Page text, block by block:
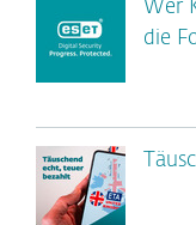
Wer
die